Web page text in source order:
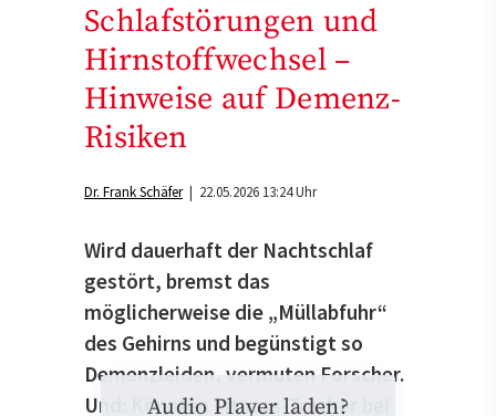
Schlafstörungen und
Hirnstoffwechsel –
Hinweise auf Demenz-
Risiken
Dr. Frank Schäfer| 22.05.2026 13:24 Uhr
Wird dauerhaft der Nachtschlaf
gestört, bremst das
möglicherweise die „Müllabfuhr“
des Gehirns und begünstigt so
Demenzleiden, vermuten Forscher.
Und: Könnten Fitness-Tracker bei
Audio Player laden?